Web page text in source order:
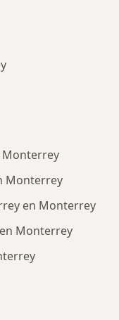
Monterrey
Monterrey
en Monterrey
Monterrey